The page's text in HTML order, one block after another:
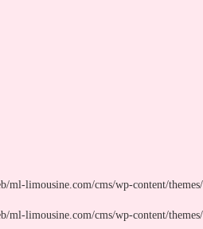
ml-limousine.com/cms/wp-content/
ml-limousine.com/cms/wp-content/